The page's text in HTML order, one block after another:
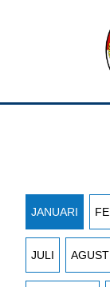
APEKSI
JANUARI
JULI